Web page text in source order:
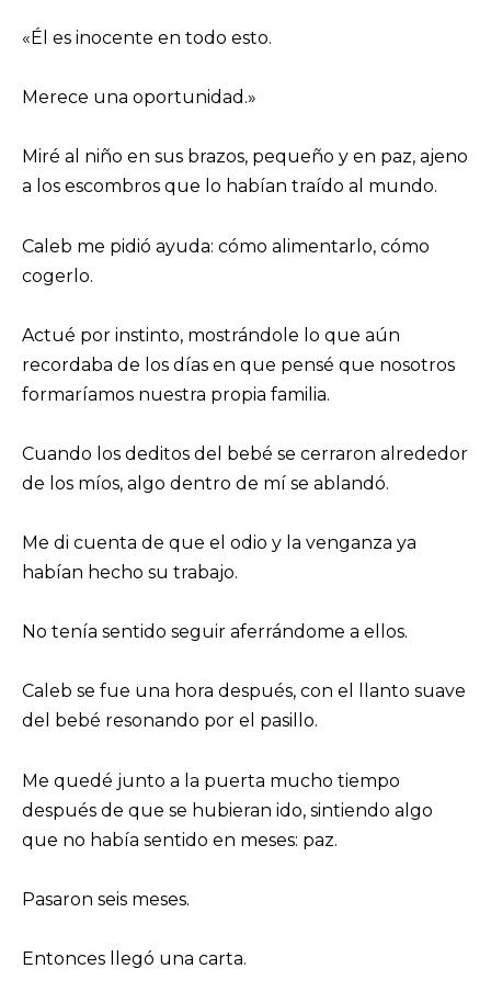
«Él es inocente en todo esto.
Merece una oportunidad.»
Miré al niño en sus brazos, pequeño y en paz, ajeno
a los escombros que lo habían traído al mundo.
Caleb me pidió ayuda: cómo alimentarlo, cómo
cogerlo.
Actué por instinto, mostrándole lo que aún
recordaba de los días en que pensé que nosotros
formaríamos nuestra propia familia.
Cuando los deditos del bebé se cerraron alrededor
de los míos, algo dentro de mí se ablandó.
Me di cuenta de que el odio y la venganza ya
habían hecho su trabajo.
No tenía sentido seguir aferrándome a ellos.
Caleb se fue una hora después, con el llanto suave
del bebé resonando por el pasillo.
Me quedé junto a la puerta mucho tiempo
después de que se hubieran ido, sintiendo algo
que no había sentido en meses: paz.
Pasaron seis meses.
Entonces llegó una carta.